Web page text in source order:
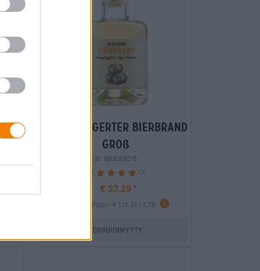
fassgelagerter bierbrand
groß
St. ERHARD®
100% (3)
€ 23,29
0,20 L Pullo - € 116,45 / LTR
Loppuunmyyty